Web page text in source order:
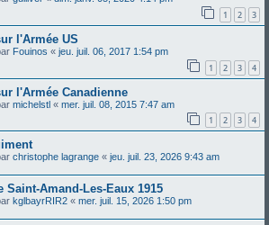
1 2 3
l'Armée US
Fouinos « jeu. juil. 06, 2017 1:54 pm
1 2 3 4
l'Armée Canadienne
michelstl « mer. juil. 08, 2015 7:47 am
1 2 3 4
christophe lagrange « jeu. juil. 23, 2026 9:43 am
Saint-Amand-Les-Eaux 1915
kglbayrRIR2 « mer. juil. 15, 2026 1:50 pm